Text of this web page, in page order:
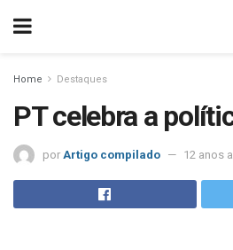
Home Destaques
PT celebra a
por Artigo compilado 12 anos